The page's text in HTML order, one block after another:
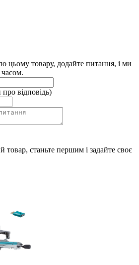
цьому товару, додайте питання, і ми
відповідь)
станьте першим і задайте своє